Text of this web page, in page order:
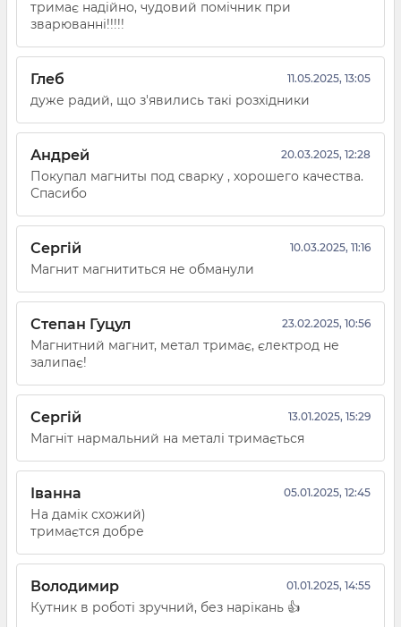
тримає надійно, чудовий помічник при
зварюванні!!!!!
Глеб 11.05.2025, 13:05
дуже радий, що з'явились такі розхідники
Андрей 20.03.2025, 12:28
Покупал магниты под сварку , хорошего качества.
Спасибо
Сергій 10.03.2025, 11:16
Магнит магнититься не обманули
Степан Гуцул 23.02.2025, 10:56
Магнитний магнит, метал тримає, єлектрод не
залипає!
Сергій 13.01.2025, 15:29
Магніт нармальний на металі тримається
Іванна 05.01.2025, 12:45
На дамік схожий)
тримаєтся добре
Володимир 01.01.2025, 14:55
Кутник в роботі зручний, без нарікань 👍